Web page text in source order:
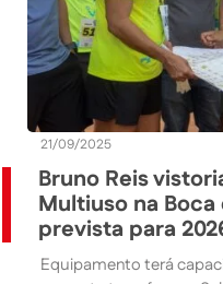
21/09/2025
Bruno Reis
Multiuso na
prevista para
Equipamento terá